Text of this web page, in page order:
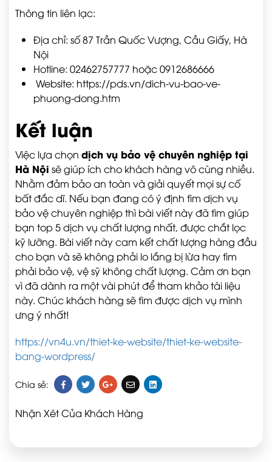
Thông tin liên lạc:
Địa chỉ: số 87 Trần Quốc Vượng, Cầu Giấy, Hà
Nội
Hotline: 02462757777 hoặc 0912686666
Website: https://pds.vn/dich-vu-bao-ve-
phuong-dong.htm
Kết luận
Việc lựa chọn dịch vụ bảo vệ chuyên nghiệp tại
Hà Nội sẽ giúp ích cho khách hàng vô cùng nhiều.
Nhằm đảm bảo an toàn và giải quyết mọi sự cố
bất đắc dĩ. Nếu bạn đang có ý định tìm dịch vụ
bảo vệ chuyên nghiệp thì bài viết này đã tìm giúp
bạn top 5 dịch vụ chất lượng nhất, được chắt lọc
kỹ lưỡng. Bài viết này cam kết chất lượng hàng đầu
cho bạn và sẽ không phải lo lắng bị lừa hay tìm
phải bảo vệ, vệ sỹ không chất lượng. Cảm ơn bạn
vì đã dành ra một vài phút để tham khảo tài liệu
này. Chúc khách hàng sẽ tìm được dịch vụ mình
ưng ý nhất!
https://vn4u.vn/thiet-ke-website/thiet-ke-website-
bang-wordpress/
Chia sẻ:
Nhận Xét Của Khách Hàng